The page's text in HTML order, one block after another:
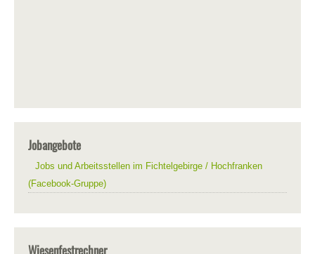
Jobangebote
Jobs und Arbeitsstellen im Fichtelgebirge / Hochfranken
(Facebook-Gruppe)
Wiesenfestrechner